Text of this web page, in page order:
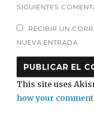
SIGUIENTES
RECIBIR UN
NUEVA ENTRADA.
This site uses
how your